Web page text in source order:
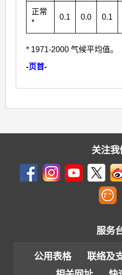
正常
*
0.1 0.0 0.1
* 1971-2000 气候平均值。
-页首-
关注我
服务
公用表格 联络及